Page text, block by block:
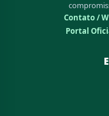
Contato /
Portal